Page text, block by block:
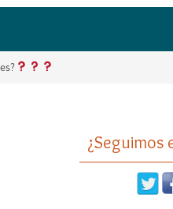
¿Seguimos